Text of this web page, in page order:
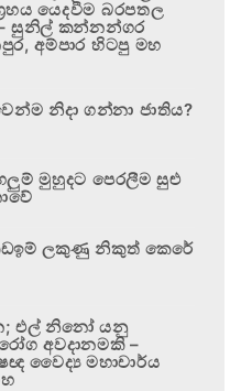
යෙදවීම බරපතල
සුනිල් කන්නන්ගර
අම්පාර හිටපු මහ
නිදා ගන්නා ජාතිය?
මුහුදට පෙරලීම සුළු
ලකුණු නිකුත් කෙරේ
එල් නිනෝ යනු
අවදානමකි –
වෛද්‍ය මහාචාර්ය